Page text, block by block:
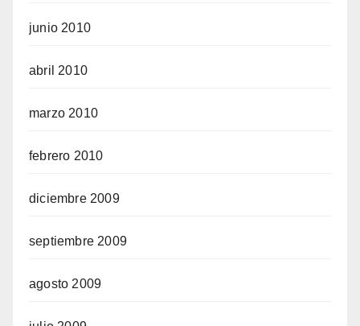
junio 2010
abril 2010
marzo 2010
febrero 2010
diciembre 2009
septiembre 2009
agosto 2009